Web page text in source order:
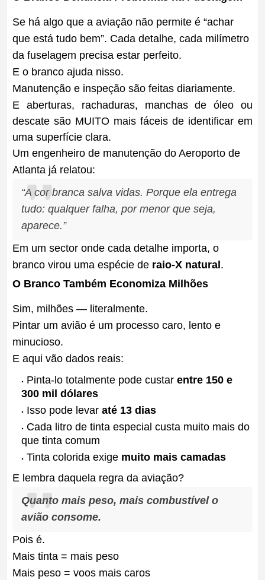
Se há algo que a aviação não permite é “achar
que está tudo bem”. Cada detalhe, cada milímetro
da fuselagem precisa estar perfeito.
E o branco ajuda nisso.
Manutenção e inspeção são feitas diariamente.
E aberturas, rachaduras, manchas de óleo ou
descate são MUITO mais fáceis de identificar em
uma superfície clara.
Um engenheiro de manutenção do Aeroporto de
Atlanta já relatou:
“A cor branca salva vidas. Porque ela entrega
tudo: qualquer falha, por menor que seja,
aparece.”
Em um sector onde cada detalhe importa, o
branco virou uma espécie de raio-X natural .
O Branco Também Economiza Milhões
Sim, milhões — literalmente.
Pintar um avião é um processo caro, lento e
minucioso.
E aqui vão dados reais:
Pinta-lo totalmente pode custar entre 150 e
300 mil dólares
Isso pode levar até 13 dias
Cada litro de tinta especial custa muito mais do
que tinta comum
Tinta colorida exige muito mais camadas
E lembra daquela regra da aviação?
Quanto mais peso, mais combustível o
avião consome.
Pois é.
Mais tinta = mais peso
Mais peso = voos mais caros